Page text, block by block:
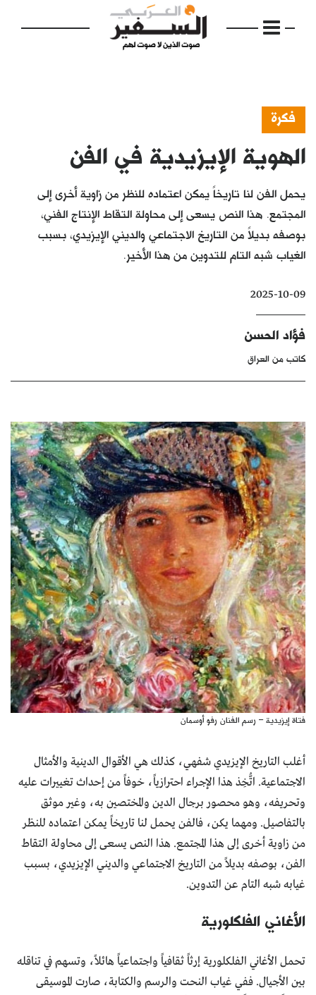
الرئيسية
إفتتاحية
فكرة
بالصورة
كتّابنا
الأرشيف
فكرة
الهوية الإيزيدية في الفن
يحمل الفن لنا تاريخاً يمكن اعتماده للنظر من زاوية أخرى إلى
المجتمع. هذا النص يسعى إلى محاولة التقاط الإنتاج الفني،
بوصفه بديلاً من التاريخ الاجتماعي والديني الإيزيدي، بسبب
الغياب شبه التام للتدوين من هذا الأخير.
2025-10-09
فؤاد الحسن
كاتب من العراق
فتاة إيزيدية – رسم الفنان رفو أوسمان
أغلب التاريخ الإيزيدي شفهي، كذلك هي الأقوال الدينية والأمثال
الاجتماعية. اتُّخِذ هذا الإجراء احترازياً، خوفاً من إحداث تغييرات عليه
وتحريفه، وهو محصور برجال الدين والمختصين به، وغير موثق
بالتفاصيل. ومهما يكن، فالفن يحمل لنا تاريخاً يمكن اعتماده للنظر
من زاوية أخرى إلى هذا المجتمع. هذا النص يسعى إلى محاولة التقاط
الفن، بوصفه بديلاً من التاريخ الاجتماعي والديني الإيزيدي، بسبب
غيابه شبه التام عن التدوين.
الأغاني الفلكلورية
تحمل الأغاني الفلكلورية إرثاً ثقافياً واجتماعياً هائلاً، وتسهم في تناقله
بين الأجيال. ففي غياب النحت والرسم والكتابة، صارت الموسيقى